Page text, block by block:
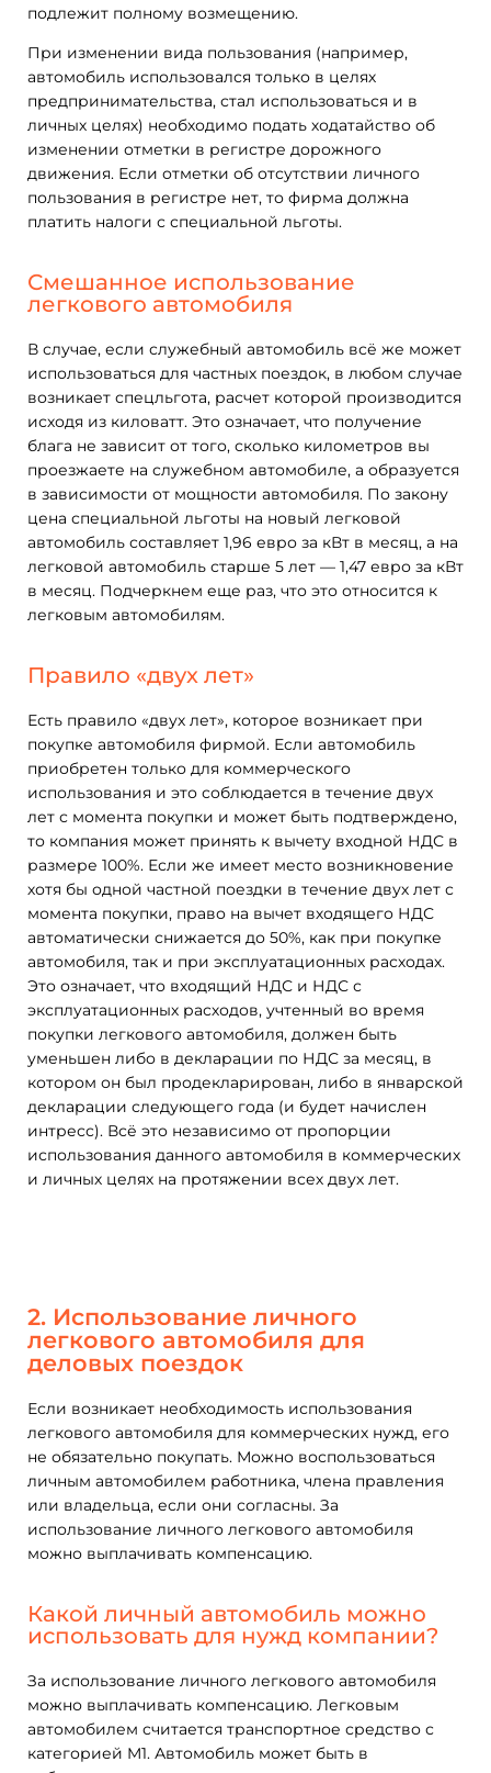
подлежит полному возмещению.
При изменении вида пользования (например,
автомобиль использовался только в целях
предпринимательства, стал использоваться и в
личных целях) необходимо подать ходатайство об
изменении отметки в регистре дорожного
движения. Если отметки об отсутствии личного
пользования в регистре нет, то фирма должна
платить налоги с специальной льготы.
Смешанное использование
легкового автомобиля
В случае, если служебный автомобиль всё же может
использоваться для частных поездок, в любом случае
возникает спецльгота, расчет которой производится
исходя из киловатт. Это означает, что получение
блага не зависит от того, сколько километров вы
проезжаете на служебном автомобиле, а образуется
в зависимости от мощности автомобиля. По закону
цена специальной льготы на новый легковой
автомобиль составляет 1,96 евро за кВт в месяц, а на
легковой автомобиль старше 5 лет — 1,47 евро за кВт
в месяц. Подчеркнем еще раз, что это относится к
легковым автомобилям.
Правило «двух лет»
Есть правило «двух лет», которое возникает при
покупке автомобиля фирмой. Если автомобиль
приобретен только для коммерческого
использования и это соблюдается в течение двух
лет с момента покупки и может быть подтверждено,
то компания может принять к вычету входной НДС в
размере 100%. Если же имеет место возникновение
хотя бы одной частной поездки в течение двух лет с
момента покупки, право на вычет входящего НДС
автоматически снижается до 50%, как при покупке
автомобиля, так и при эксплуатационных расходах.
Это означает, что входящий НДС и НДС с
эксплуатационных расходов, учтенный во время
покупки легкового автомобиля, должен быть
уменьшен либо в декларации по НДС за месяц, в
котором он был продекларирован, либо в январской
декларации следующего года (и будет начислен
интресс). Всё это независимо от пропорции
использования данного автомобиля в коммерческих
и личных целях на протяжении всех двух лет.
2. Использование личного
легкового автомобиля для
деловых поездок
Если возникает необходимость использования
легкового автомобиля для коммерческих нужд, его
не обязательно покупать. Можно воспользоваться
личным автомобилем работника, члена правления
или владельца, если они согласны. За
использование личного легкового автомобиля
можно выплачивать компенсацию.
Какой личный автомобиль можно
использовать для нужд компании?
За использование личного легкового автомобиля
можно выплачивать компенсацию. Легковым
автомобилем считается транспортное средство с
категорией M1. Автомобиль может быть в